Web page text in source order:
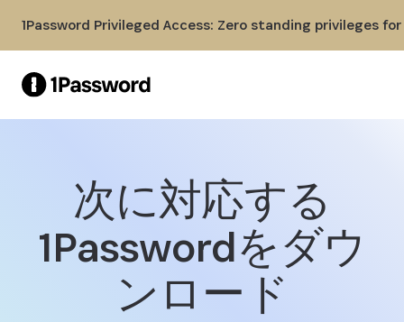
1Password Privileged Access: Zero standing privileges
Windows用1Passwordをダウ
次に対応する
1Passwordをダウ
ンロード